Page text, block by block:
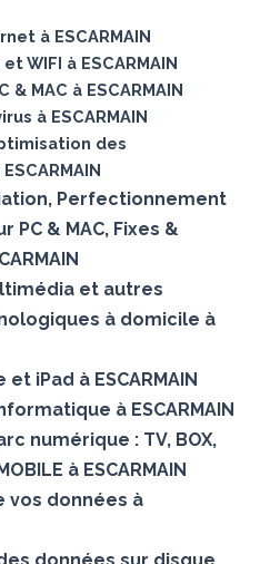
à ESCARMAIN
WIFI à ESCARMAIN
& MAC à ESCARMAIN
à ESCARMAIN
des
Perfectionnement
PC & MAC, Fixes &
et autres
à domicile à
iPad à ESCARMAIN
à ESCARMAIN
numérique : TV, BOX,
à ESCARMAIN
vos données à
données sur disque